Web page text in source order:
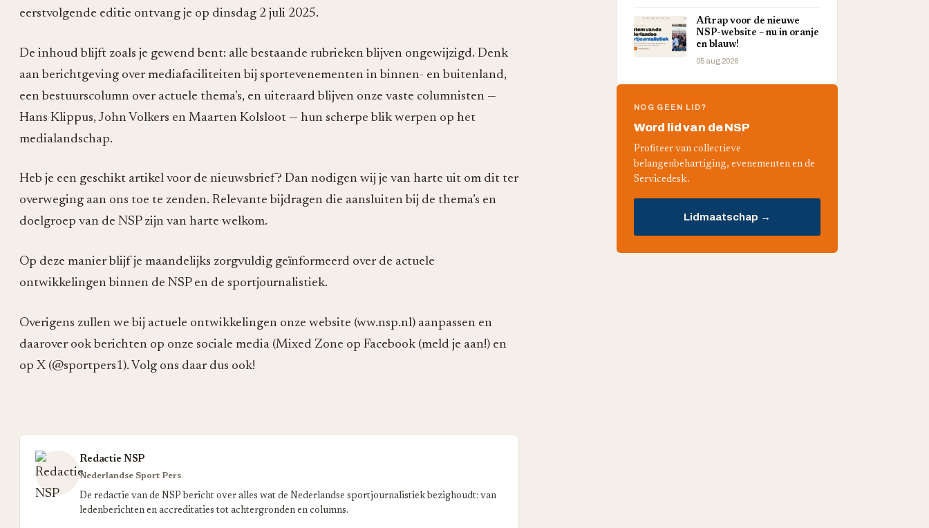
eerstvolgende editie ontvang je op dinsdag 2 juli 2025.
De inhoud blijft zoals je gewend bent: alle bestaande rubrieken blijven ongewijzigd. Denk
aan berichtgeving over mediafaciliteiten bij sportevenementen in binnen- en buitenland,
een bestuurscolumn over actuele thema’s, en uiteraard blijven onze vaste columnisten —
Hans Klippus, John Volkers en Maarten Kolsloot — hun scherpe blik werpen op het
medialandschap.
Heb je een geschikt artikel voor de nieuwsbrief? Dan nodigen wij je van harte uit om dit ter
overweging aan ons toe te zenden. Relevante bijdragen die aansluiten bij de thema’s en
doelgroep van de NSP zijn van harte welkom.
Op deze manier blijf je maandelijks zorgvuldig geïnformeerd over de actuele
ontwikkelingen binnen de NSP en de sportjournalistiek.
Overigens zullen we bij actuele ontwikkelingen onze website (ww.nsp.nl) aanpassen en
daarover ook berichten op onze sociale media (Mixed Zone op Facebook (meld je aan!) en
op X (@sportpers1). Volg ons daar dus ook!
Redactie NSP
Nederlandse Sport Pers
De redactie van de NSP bericht over alles wat de Nederlandse sportjournalistiek bezighoudt: van
ledenberichten en accreditaties tot achtergronden en columns.
Aftrap voor de nieuwe
NSP-website – nu in oranje
en blauw!
05 aug 2026
NOG GEEN LID?
Word lid van de NSP
Profiteer van collectieve
belangenbehartiging, evenementen en de
Servicedesk.
Lidmaatschap →